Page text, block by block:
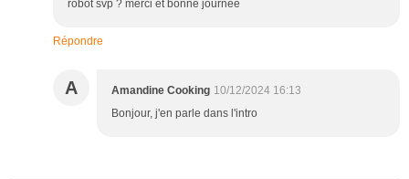
robot svp ? merci et bonne journée
Répondre
A Amandine Cooking 10/12/2024 16:13
Bonjour, j'en parle dans l'intro